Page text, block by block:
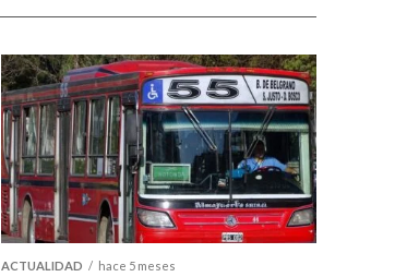
ACTUALIDAD hace 5 meses